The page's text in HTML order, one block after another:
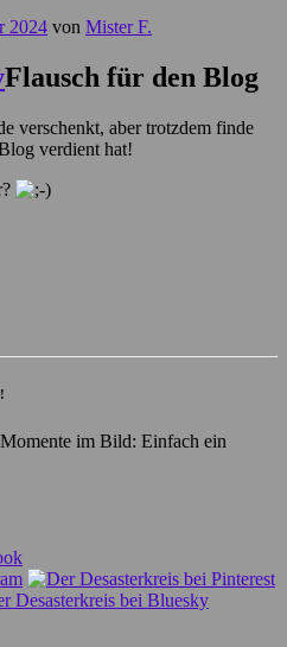
2024 von Mister F.
Flausch für den Blog
verschenkt, aber trotzdem finde
verdient hat!
Momente im Bild: Einfach ein